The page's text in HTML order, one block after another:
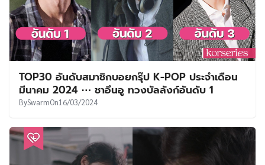
TOP30 อันดับสมาชิกบอยกรุ๊ป K-POP ประจำเดือน
มีนาคม 2024 ⋯ ชาอึนอู ทวงบัลลังก์อันดับ 1
BySwarmOn16/03/2024